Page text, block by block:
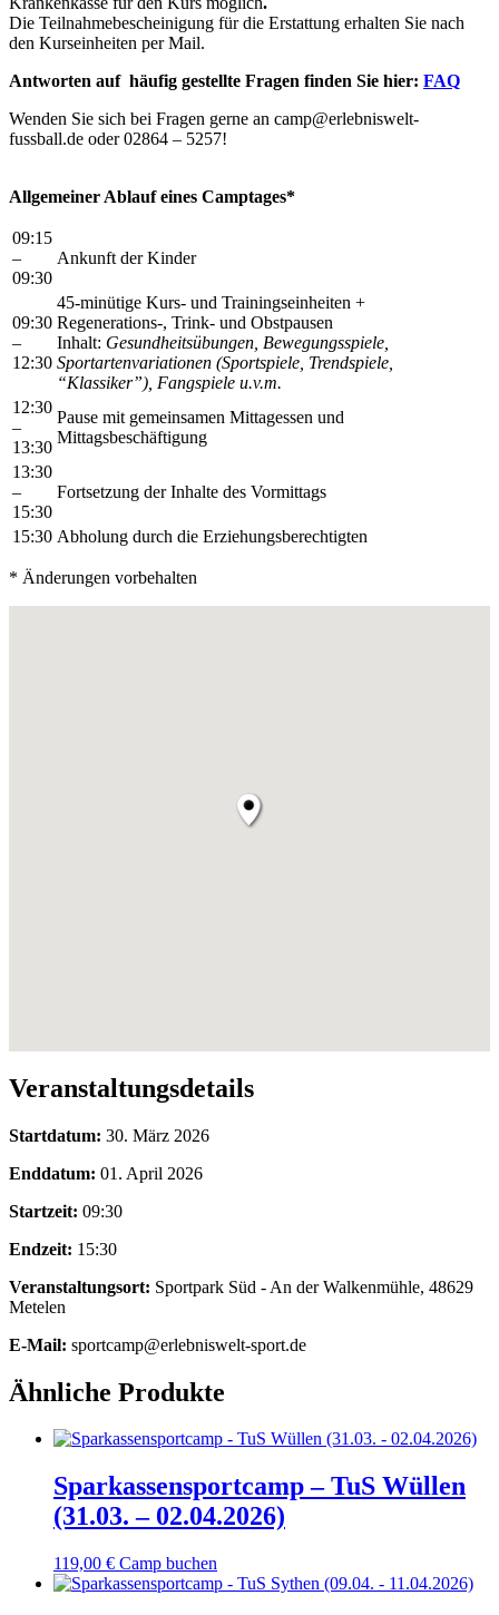
Die Teilnahmebescheinigung für die Erstattung erhalten Sie nach
den Kurseinheiten per Mail.
Antworten auf häufig gestellte Fragen finden Sie hier: FAQ
Wenden Sie sich bei Fragen gerne an camp@erlebniswelt-
fussball.de oder 02864 – 5257!
Allgemeiner Ablauf eines Camptages*
09:15
–
09:30
Ankunft der Kinder
09:30
–
12:30
45-minütige Kurs- und Trainingseinheiten +
Regenerations-, Trink- und Obstpausen
Inhalt: Gesundheitsübungen, Bewegungsspiele,
Sportartenvariationen (Sportspiele, Trendspiele,
“Klassiker”), Fangspiele u.v.m.
12:30
–
13:30
Pause mit gemeinsamen Mittagessen und
Mittagsbeschäftigung
13:30
–
15:30
Fortsetzung der Inhalte des Vormittags
15:30 Abholung durch die Erziehungsberechtigten
* Änderungen vorbehalten
Veranstaltungsdetails
Startdatum: 30. März 2026
Enddatum: 01. April 2026
Startzeit: 09:30
Endzeit: 15:30
Veranstaltungsort: Sportpark Süd - An der Walkenmühle, 48629
Metelen
E-Mail: sportcamp@erlebniswelt-sport.de
Ähnliche Produkte
Sparkassensportcamp – TuS Wüllen
(31.03. – 02.04.2026)
119,00 € Camp buchen